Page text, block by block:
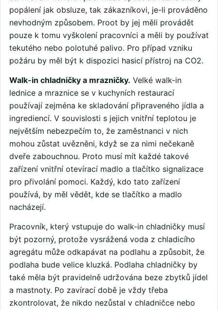
popálení jak obsluze, tak zákazníkovi, je-li prováděno
nevhodným způsobem. Proot by jej měli provádět
pouze k tomu vyškolení pracovníci a měli by používat
tekutého nebo polotuhé palivo. Pro případ vzniku
požáru by měl být k dispozici hasicí přístroj na CO2.
Walk-in chladničky a mrazničky. Velké walk-in
lednice a mraznice se v kuchyních restaurací
používají zejména ke skladování připraveného jídla a
ingrediencí. V souvislosti s jejich vnitřní teplotou je
největším nebezpečím to, že zaměstnanci v nich
mohou zůstat uvězněni, když se za nimi nečekaně
dveře zabouchnou. Proto musí mít každé takové
zařízení vnitřní otevírací madlo a tlačítko signalizace
pro přivolání pomoci. Každý, kdo tato zařízení
používá, by měl vědět, kde se tlačítko a madlo
nacházejí.
Pracovník, který vstupuje do walk-in chladničky musí
být pozorný, protože vysrážená voda z chladicího
agregátu může odkapávat na podlahu a způsobit, že
podlaha bude velice kluzká. Podlaha chladničky by
také měla být pravidelně udržována beze zbytků jídel
a mastnoty. Po zavírací době je vždy třeba
zkontrolovat, že nikdo nezůstal v chladničce nebo